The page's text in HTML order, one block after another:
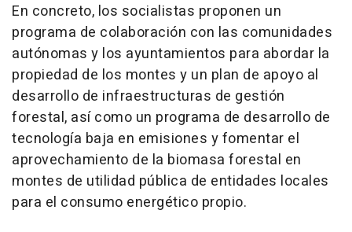
En concreto, los socialistas proponen un
programa de colaboración con las comunidades
autónomas y los ayuntamientos para abordar la
propiedad de los montes y un plan de apoyo al
desarrollo de infraestructuras de gestión
forestal, así como un programa de desarrollo de
tecnología baja en emisiones y fomentar el
aprovechamiento de la biomasa forestal en
montes de utilidad pública de entidades locales
para el consumo energético propio.